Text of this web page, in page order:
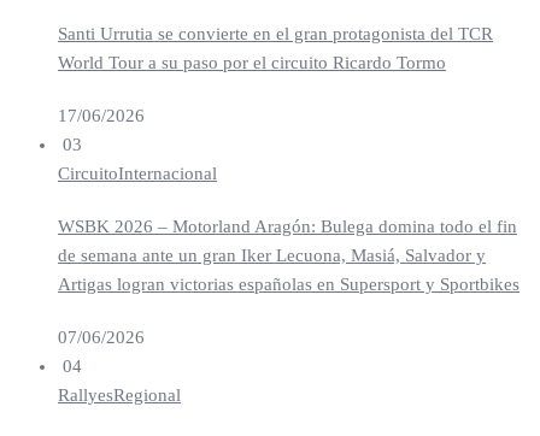
Santi Urrutia se convierte en el gran protagonista del TCR
World Tour a su paso por el circuito Ricardo Tormo
17/06/2026
03
CircuitoInternacional
WSBK 2026 – Motorland Aragón: Bulega domina todo el fin
de semana ante un gran Iker Lecuona, Masiá, Salvador y
Artigas logran victorias españolas en Supersport y Sportbikes
07/06/2026
04
RallyesRegional